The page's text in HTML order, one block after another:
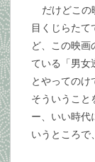
だけどこの
目くじらたて
ど、この映画
ている「男女
とやってのけ
そういうこと
ー、いい時代
いうところで